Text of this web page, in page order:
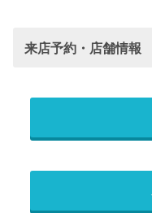
来店予約・店舗情報